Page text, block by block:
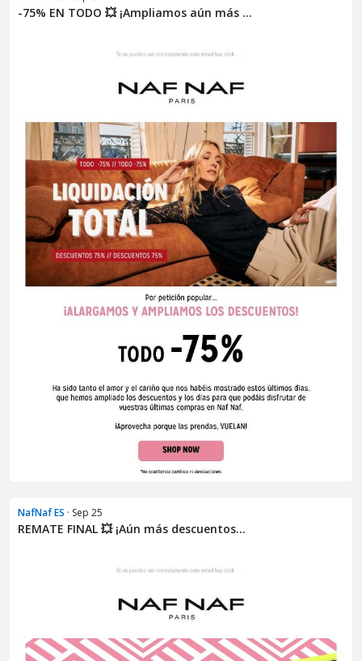
-75% EN TODO 💥 ¡Ampliamos aún más ...
NafNaf ES · Sep 25
REMATE FINAL 💥 ¡Aún más descuentos...